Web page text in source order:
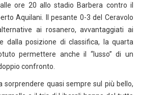
ore 20 allo stadio Barbera contro il
Aquilani. Il pesante 0-3 del Ceravolo
ai rosanero, avvantaggiati ai
dalla posizione di classifica, la quarta
permettere anche il “lusso” di un
confronto.
sorprendere quasi sempre sul più bello,